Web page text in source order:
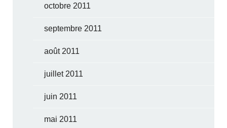
octobre 2011
septembre 2011
août 2011
juillet 2011
juin 2011
mai 2011